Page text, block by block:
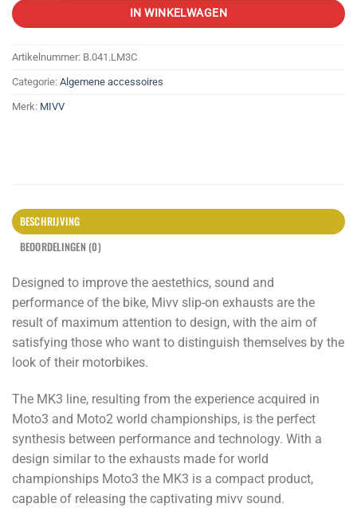
IN WINKELWAGEN
Artikelnummer: B.041.LM3C
Categorie: Algemene accessoires
Merk: MIVV
BESCHRIJVING
BEOORDELINGEN (0)
Designed to improve the aestethics, sound and
performance of the bike, Mivv slip-on exhausts are the
result of maximum attention to design, with the aim of
satisfying those who want to distinguish themselves by the
look of their motorbikes.
The MK3 line, resulting from the experience acquired in
Moto3 and Moto2 world championships, is the perfect
synthesis between performance and technology. With a
design similar to the exhausts made for world
championships Moto3 the MK3 is a compact product,
capable of releasing the captivating mivv sound.